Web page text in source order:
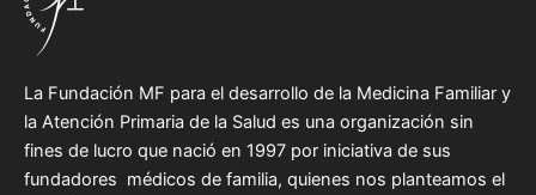
La Fundación MF para el desarrollo de la Medicina Familiar y
la Atención Primaria de la Salud es una organización sin
fines de lucro que nació en 1997 por iniciativa de sus
fundadores médicos de familia, quienes nos planteamos el